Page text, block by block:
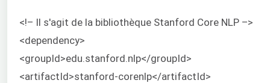
<!– Il s'agit de la bibliothèque Stanford Core NLP –>
<dependency>
<groupId>edu.stanford.nlp</groupId>
<artifactId>stanford-corenlp</artifactId>